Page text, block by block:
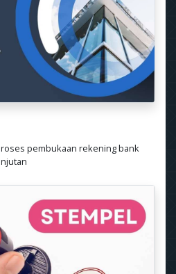
pembukaan rekening bank